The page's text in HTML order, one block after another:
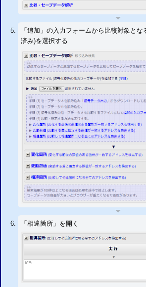
「追加」の入力フォームから比較対象と
済み)を選択する
「相違箇所」を開く